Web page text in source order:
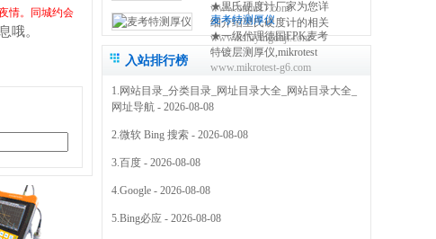
情。同城约会
哦。
3038768
事项,维修保养等,使您更好
的了解和使用便携式硬度
仪方法 0317-3038768
镀层测厚仪,里氏硬度计,超
声波探伤仪,测厚仪价格,粗
糙度仪,电火花检测仪,附着
力测试仪,免费保修三年
0317-3038768
www.oupu17.com
★里氏硬度计厂家为您详
细介绍里氏硬度计的相关
知识,包括里氏硬度计原理,
使用方法,使用注意事项,维
修保养等,使您更好的了解
和使用里氏硬度测量仪
0317-3038768
www.lishiyingduji.com
麦考特测厚仪
★一级代理德国EPK麦考
特镀层测厚仪,mikrotest
g6,f6等多种型号的测厚
仪,NIFE50电镀镍测厚仪,
机械式锌层测厚仪,指针型
www.mikrotest-g6.com
入站排行榜
1. 网站目录_分类目录_网址目录大全_网站目录大全_
网址导航 - 2026-08-08
2.微软 Bing 搜索 - 2026-08-08
3.百度 - 2026-08-08
4.Google - 2026-08-08
5.Bing必应 - 2026-08-08